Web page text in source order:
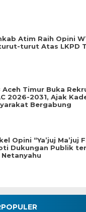
Atim Raih Opini
turut Atas LKPD
Aceh Timur Buka
2026-2031, Ajak
Bergabung
Opini “Ya’juj Ma’juj
Dukungan Publik
Netanyahu